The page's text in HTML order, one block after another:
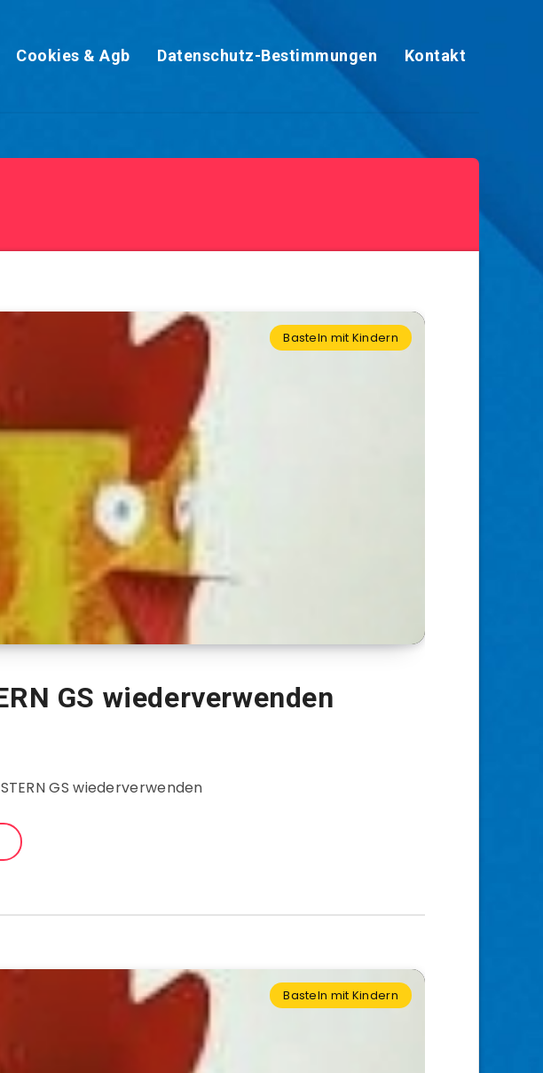
Cookies & Agb Datenschutz-Bestimmungen Kontakt
Basteln mit Kindern
GS wiederverwenden
GS wiederverwenden
Basteln mit Kindern